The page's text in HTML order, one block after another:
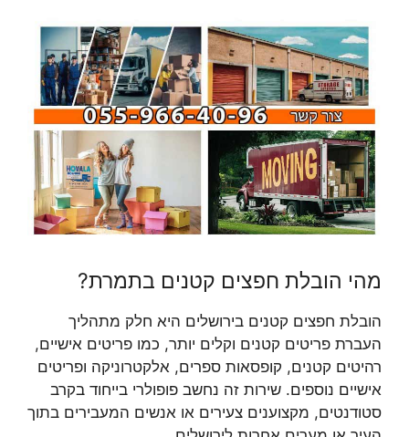
מהי הובלת חפצים קטנים בתמרת?
הובלת חפצים קטנים בירושלים היא חלק מתהליך
העברת פריטים קטנים וקלים יותר, כמו פריטים אישיים,
רהיטים קטנים, קופסאות ספרים, אלקטרוניקה ופריטים
אישיים נוספים. שירות זה נחשב פופולרי בייחוד בקרב
סטודנטים, מקצוענים צעירים או אנשים המעבירים בתוך